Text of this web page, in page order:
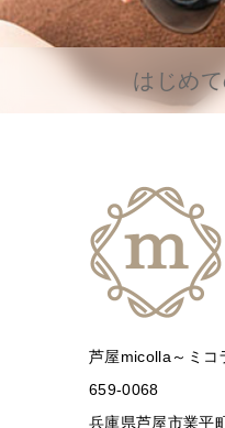
はじめ
芦屋micolla～ミコ
659-0068
兵庫県芦屋市業平